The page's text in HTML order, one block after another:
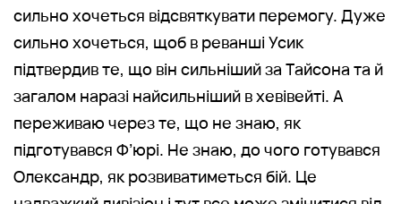
сильно хочеться відсвяткувати перемогу. Дуже
сильно хочеться, щоб в реванші Усик
підтвердив те, що він сильніший за Тайсона та й
загалом наразі найсильніший в хевівейті. А
переживаю через те, що не знаю, як
підготувався Ф’юрі. Не знаю, до чого готувався
Олександр, як розвиватиметься бій. Це